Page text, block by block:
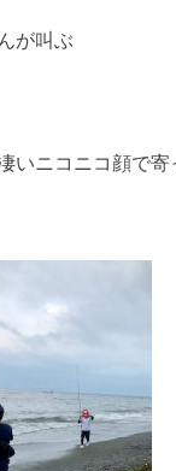
が叫ぶ
いニコニコ顔で寄